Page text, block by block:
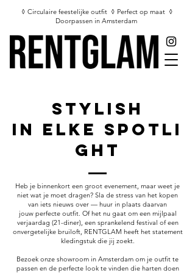
◊ Circulaire feestelijke outfit ◊ Perfect op maat ◊
Doorpassen in Amsterdam
Stylish
in Elke Spotli
ght
Heb je binnenkort een groot evenement, maar weet je
niet wat je moet dragen? Sla de stress van het kopen
van iets nieuws over — huur in plaats daarvan
jouw perfecte outfit. Of het nu gaat om een ​​mijlpaal
verjaardag (21-diner), een sprankelend festival of een
onvergetelijke bruiloft, RENTGLAM heeft het statement
kledingstuk die jij zoekt.
Bezoek onze showroom in Amsterdam om je outfit te
passen en de perfecte look te vinden die harten doen